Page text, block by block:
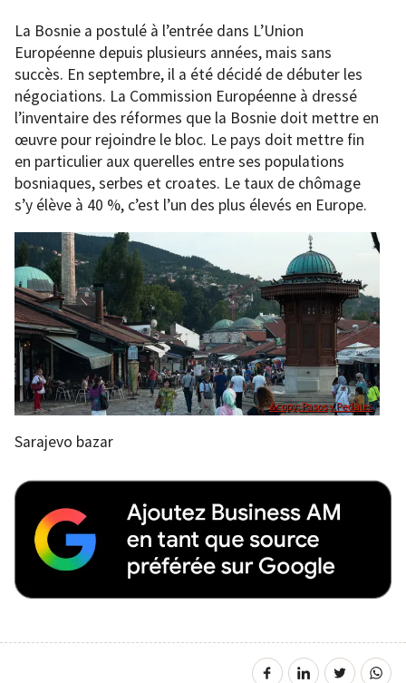
La Bosnie a postulé à l’entrée dans L’Union
Européenne depuis plusieurs années, mais sans
succès. En septembre, il a été décidé de débuter les
négociations. La Commission Européenne à dressé
l’inventaire des réformes que la Bosnie doit mettre en
œuvre pour rejoindre le bloc. Le pays doit mettre fin
en particulier aux querelles entre ses populations
bosniaques, serbes et croates. Le taux de chômage
s’y élève à 40 %, c’est l’un des plus élevés en Europe.
&copy; Pasos y Pedales
Sarajevo bazar